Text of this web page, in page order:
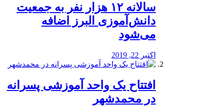
️سالانه ۱۲ هزار نفر به جمعیت
دانش‌آموزی البرز اضافه
می‌شود
اکتبر 22, 2019
افتتاح یک واحد آموزشی پسرانه
در محمدشهر